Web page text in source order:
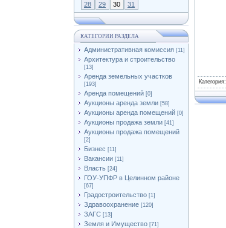
28
29 30 31
КАТЕГОРИИ РАЗДЕЛА
Административная комиссия [11]
Архитектура и строительство
[13]
Аренда земельных участков
[193]
Аренда помещений [0]
Аукционы аренда земли [58]
Аукционы аренда помещений [0]
Аукционы продажа земли [41]
Аукционы продажа помещений
[2]
Бизнес [11]
Вакансии [11]
Власть [24]
ГОУ-УПФР в Целинном районе
[67]
Градостроительство [1]
Здравоохранение [120]
ЗАГС [13]
Земля и Имущество [71]
Категория: